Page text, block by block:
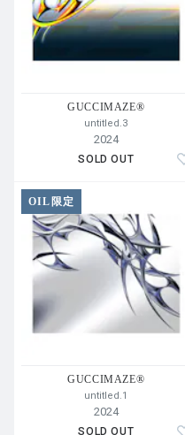
GUCCIMAZE®︎
untitled.3
2024
SOLD OUT
OIL限定
GUCCIMAZE®︎
untitled.1
2024
SOLD OUT